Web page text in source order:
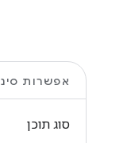
אפשרות
סוג תוכן